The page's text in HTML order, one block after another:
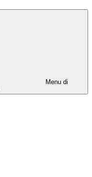
Menu di